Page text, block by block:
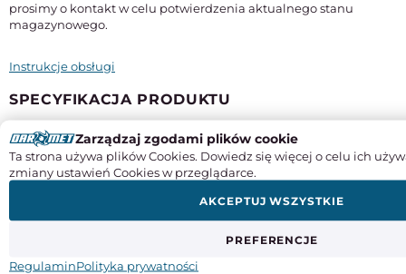
prosimy o kontakt w celu potwierdzenia aktualnego stanu
magazynowego.
Instrukcje obsługi
SPECYFIKACJA PRODUKTU
Typ
robocze
ochronne
Rozmiar
Zarządzaj zgodami plików cookie
Ta strona używa plików Cookies. Dowiedz się więcej o celu ich
zmiany ustawień Cookies w przeglądarce.
PREFERENCJE
AKCEPTUJ WSZYSTKIE
RegulaminPolityka prywatności